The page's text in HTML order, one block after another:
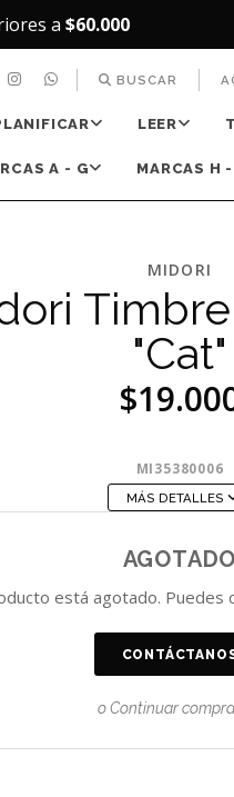
a $60.000
BUSCAR
LEER
A - G MARCAS H
MIDORI
"Cat"
MI35380006
MÁS DETALLES
AGOTADO
está agotado. Puedes
o Continuar